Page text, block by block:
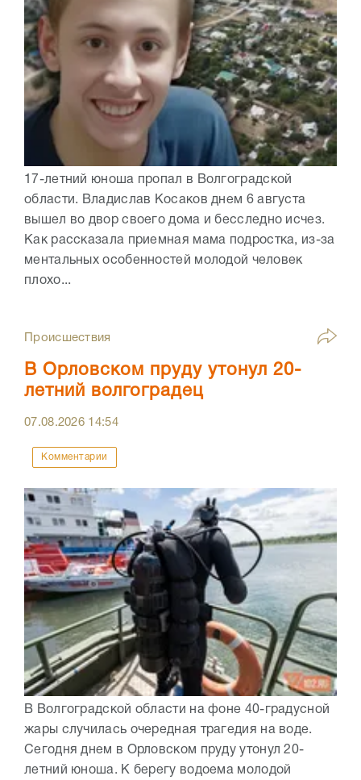
17-летний юноша пропал в Волгоградской
области. Владислав Косаков днем 6 августа
вышел во двор своего дома и бесследно исчез.
Как рассказала приемная мама подростка, из-за
ментальных особенностей молодой человек
плохо...
Происшествия
В Орловском пруду утонул 20-
летний волгоградец
07.08.2026 14:54
Комментарии
В Волгоградской области на фоне 40-градусной
жары случилась очередная трагедия на воде.
Сегодня днем в Орловском пруду утонул 20-
летний юноша. К берегу водоема молодой